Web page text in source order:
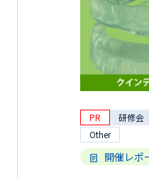
PR 研修会
Other
開催レポ